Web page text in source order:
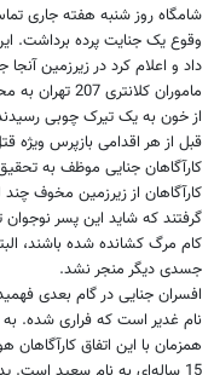
شامگاه روز شنبه هفته جاری
وقوع یک جنایت پرده برداشت.
داد و اعلام کرد در زیرزمین
ماموران
از خون به یک تیرک چوبی
قبل از هر اقدامی بازپرس ویژه
کارآگاهان جنایی موظف به
کارآگاهان از زیرزمین مخوف چند
گرفتند که شاید این پسر نوجوان
کام مرگ کشانده شده باشند،
جسدی دیگر منجر نشد.
افسران جنایی در گام بعدی
نام غدیر است که فراری شده.
همزمان با این اتفاق کارآگاهان